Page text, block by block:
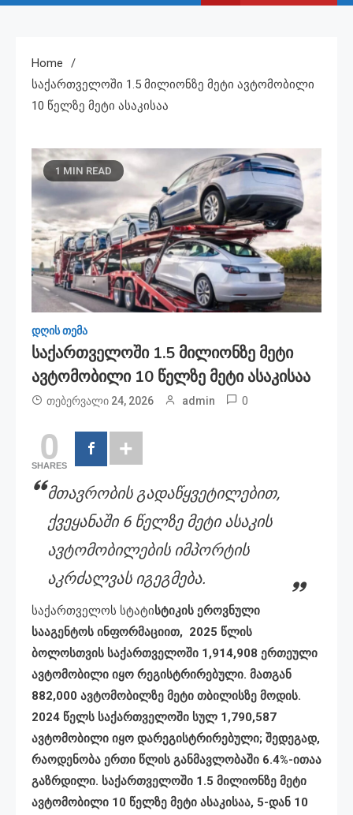
Home
Საქართველოში 1.5 Მილიონზე Მეტი Ავტომობილი
10 Წელზე Მეტი Ასაკისაა
1 MIN READ
დღის თემა
Საქართველოში 1.5 Მილიონზე Მეტი
Ავტომობილი 10 Წელზე Მეტი Ასაკისაა
თებერვალი 24, 2026 admin 0
0
SHARES
მთავრობის გადაწყვეტილებით,
ქვეყანაში 6 წელზე მეტი ასაკის
ავტომობილების იმპორტის
აკრძალვას იგეგმება.
საქართველოს სტატისტიკის ეროვნული
სააგენტოს ინფორმაციით, 2025 წლის
ბოლოსთვის საქართველოში 1,914,908 ერთეული
ავტომობილი იყო რეგისტრირებული. მათგან
882,000 ავტომობილზე მეტი თბილისზე მოდის.
2024 წელს საქართველოში სულ 1,790,587
ავტომობილი იყო დარეგისტრირებული; შედეგად,
რაოდენობა ერთი წლის განმავლობაში 6.4%-ითაა
გაზრდილი. საქართველოში 1.5 მილიონზე მეტი
ავტომობილი 10 წელზე მეტი ასაკისაა, 5-დან 10